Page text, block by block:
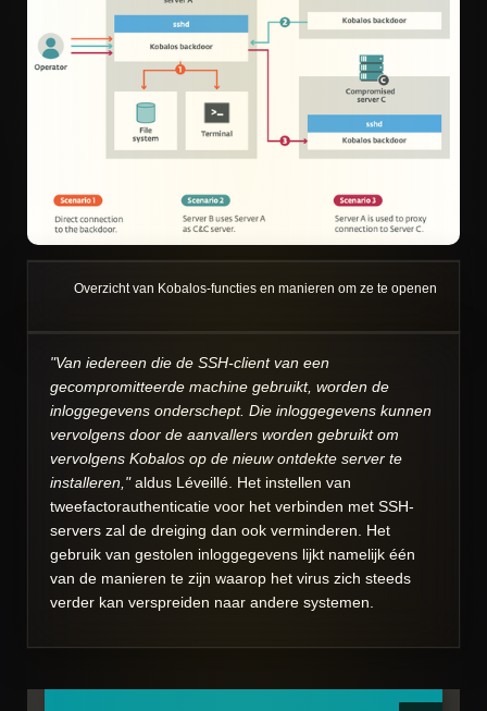
Overzicht van Kobalos-functies en manieren om ze te openen
"Van iedereen die de SSH-client van een
gecompromitteerde machine gebruikt, worden de
inloggegevens onderschept. Die inloggegevens kunnen
vervolgens door de aanvallers worden gebruikt om
vervolgens Kobalos op de nieuw ontdekte server te
installeren,"aldus Léveillé. Het instellen van
tweefactorauthenticatie voor het verbinden met SSH-
servers zal de dreiging dan ook verminderen. Het
gebruik van gestolen inloggegevens lijkt namelijk één
van de manieren te zijn waarop het virus zich steeds
verder kan verspreiden naar andere systemen.